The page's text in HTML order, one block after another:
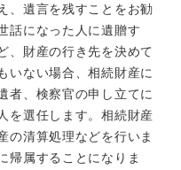
、遺言を残すことをお勧
話になった人に遺贈す
、財産の行き先を決めて
いない場合、相続財産に
者、検察官の申し立てに
を選任します。相続財産
の清算処理などを行いま
帰属することになりま